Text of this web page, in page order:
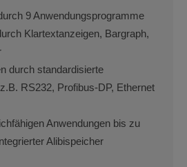
9 Anwendungsprogramme
Klartextanzeigen, Bargraph,
durch standardisierte
RS232, Profibus-DP, Ethernet
Anwendungen bis zu
Alibispeicher